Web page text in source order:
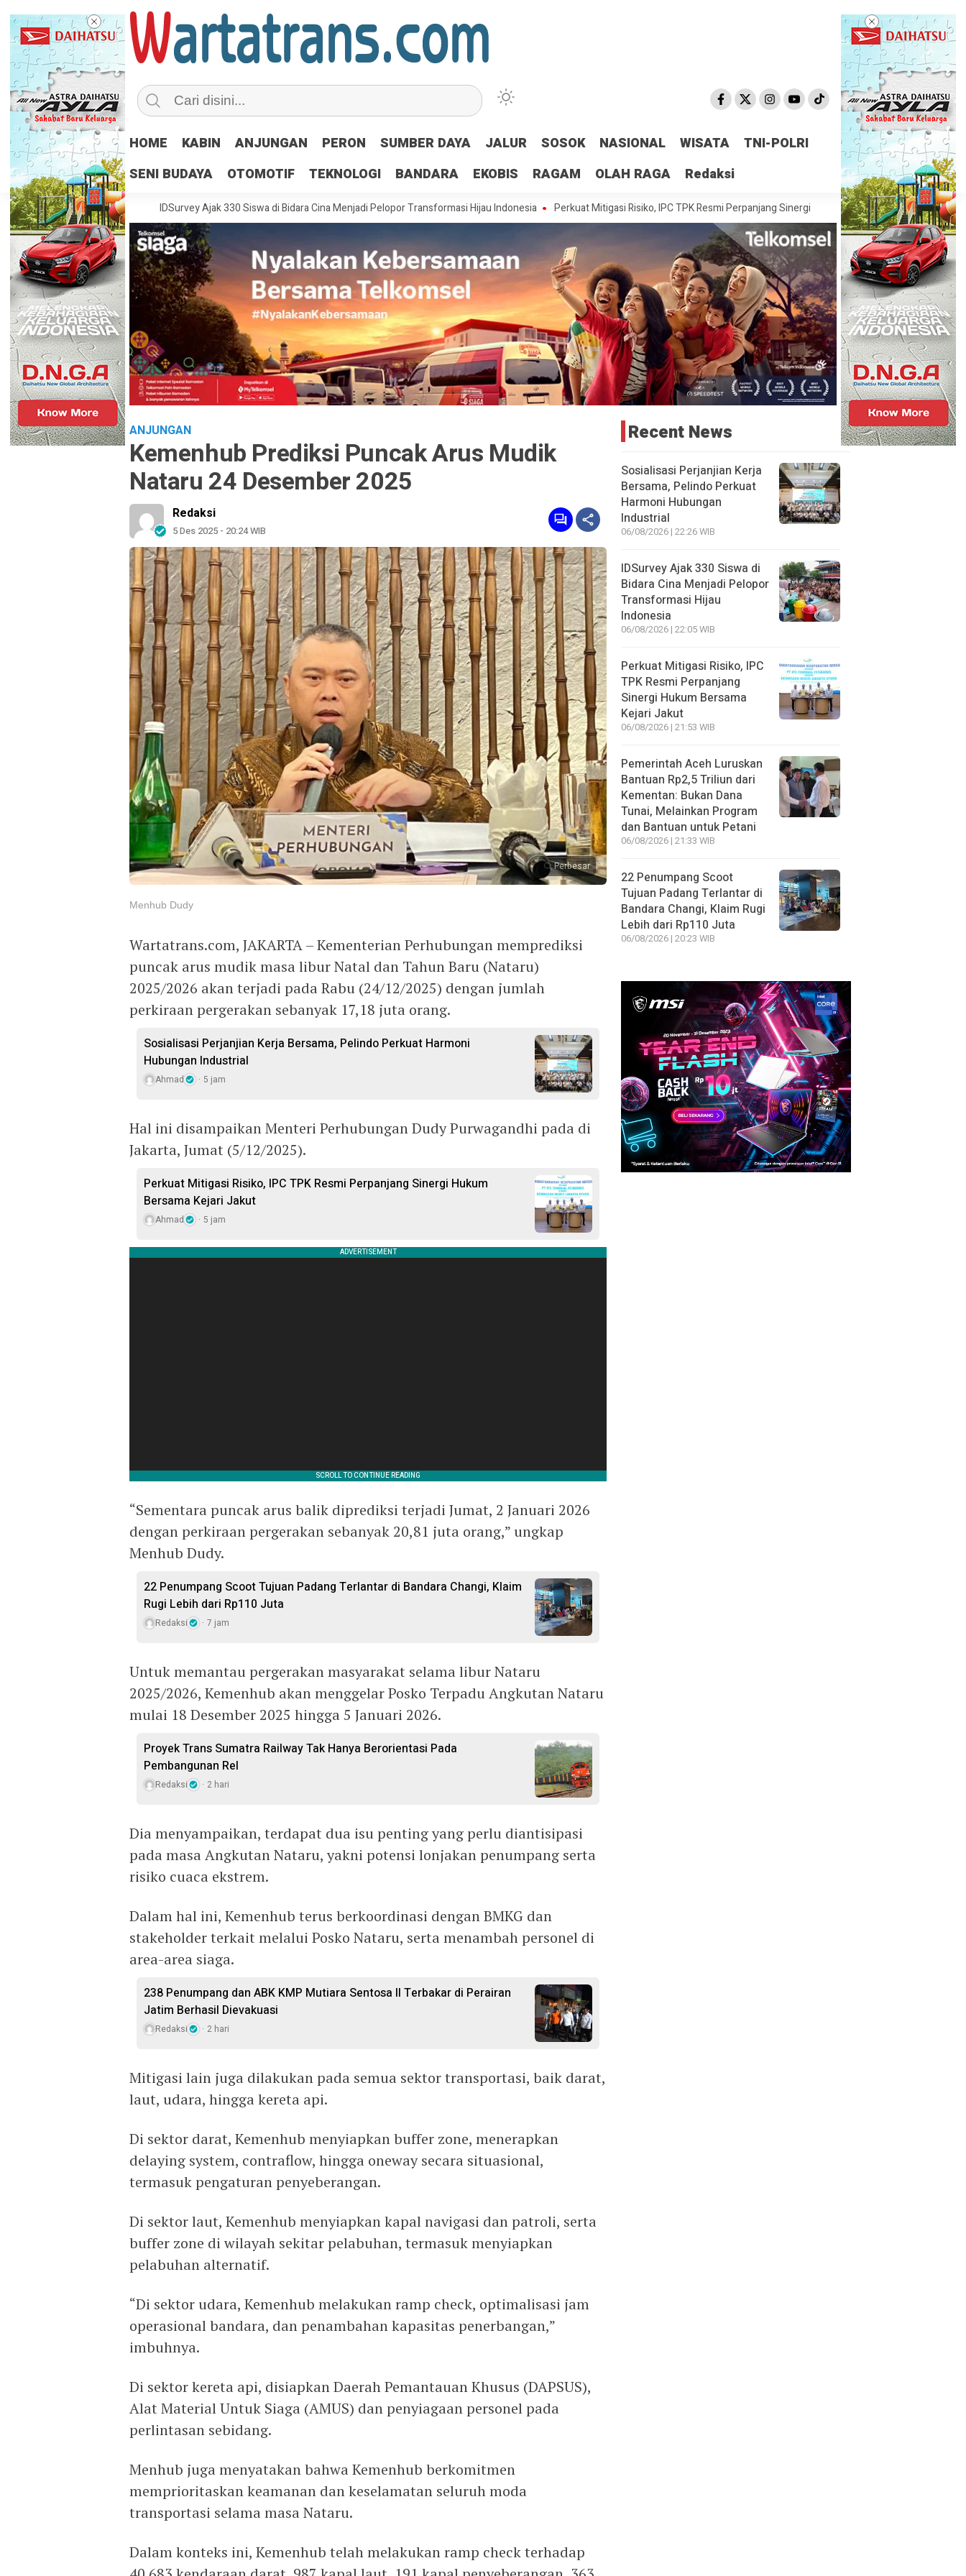
HOME KABIN ANJUNGAN PERON SUMBER DAYA JALUR SOSOK NASIONAL WISATA
TNI-POLRI
SENI BUDAYA
OTOMOTIF TEKNOLOGI BANDARA EKOBIS RAGAM OLAH RAGA Redaksi
Industrial IDSurvey Ajak 330 Siswa di Bidara Cina Menjadi Pelopor Transformasi Hijau Indonesia Perkuat Mitigasi Risiko, IPC TPK Resmi Perpanjang Sinergi Hukum Bersama Kejari Jakut Pemerintah
ANJUNGAN
Kemenhub Prediksi Puncak Arus Mudik
Nataru 24 Desember 2025
Redaksi
5 Des 2025 - 20:24 WIB
Perbesar
Menhub Dudy
Wartatrans.com, JAKARTA – Kementerian Perhubungan memprediksi
puncak arus mudik masa libur Natal dan Tahun Baru (Nataru)
2025/2026 akan terjadi pada Rabu (24/12/2025) dengan jumlah
perkiraan pergerakan sebanyak 17,18 juta orang.
Sosialisasi Perjanjian Kerja Bersama, Pelindo Perkuat Harmoni
Hubungan Industrial
Ahmad 5 jam
Hal ini disampaikan Menteri Perhubungan Dudy Purwagandhi pada di
Jakarta, Jumat (5/12/2025).
Perkuat Mitigasi Risiko, IPC TPK Resmi Perpanjang Sinergi Hukum
Bersama Kejari Jakut
Ahmad 5 jam
“Sementara puncak arus balik diprediksi terjadi Jumat, 2 Januari 2026
dengan perkiraan pergerakan sebanyak 20,81 juta orang,” ungkap
Menhub Dudy.
22 Penumpang Scoot Tujuan Padang Terlantar di Bandara Changi, Klaim
Rugi Lebih dari Rp110 Juta
Redaksi 7 jam
Untuk memantau pergerakan masyarakat selama libur Nataru
2025/2026, Kemenhub akan menggelar Posko Terpadu Angkutan Nataru
mulai 18 Desember 2025 hingga 5 Januari 2026.
Proyek Trans Sumatra Railway Tak Hanya Berorientasi Pada
Pembangunan Rel
Redaksi 2 hari
Dia menyampaikan, terdapat dua isu penting yang perlu diantisipasi
pada masa Angkutan Nataru, yakni potensi lonjakan penumpang serta
risiko cuaca ekstrem.
Dalam hal ini, Kemenhub terus berkoordinasi dengan BMKG dan
stakeholder terkait melalui Posko Nataru, serta menambah personel di
area-area siaga.
238 Penumpang dan ABK KMP Mutiara Sentosa II Terbakar di Perairan
Jatim Berhasil Dievakuasi
Redaksi 2 hari
Mitigasi lain juga dilakukan pada semua sektor transportasi, baik darat,
laut, udara, hingga kereta api.
Di sektor darat, Kemenhub menyiapkan buffer zone, menerapkan
delaying system, contraflow, hingga oneway secara situasional,
termasuk pengaturan penyeberangan.
Di sektor laut, Kemenhub menyiapkan kapal navigasi dan patroli, serta
buffer zone di wilayah sekitar pelabuhan, termasuk menyiapkan
pelabuhan alternatif.
“Di sektor udara, Kemenhub melakukan ramp check, optimalisasi jam
operasional bandara, dan penambahan kapasitas penerbangan,”
imbuhnya.
Di sektor kereta api, disiapkan Daerah Pemantauan Khusus (DAPSUS),
Alat Material Untuk Siaga (AMUS) dan penyiagaan personel pada
perlintasan sebidang.
Menhub juga menyatakan bahwa Kemenhub berkomitmen
memprioritaskan keamanan dan keselamatan seluruh moda
transportasi selama masa Nataru.
Dalam konteks ini, Kemenhub telah melakukan ramp check terhadap
Recent News
Sosialisasi Perjanjian Kerja
Bersama, Pelindo Perkuat
Harmoni Hubungan
Industrial
06/08/2026 | 22:26 WIB
IDSurvey Ajak 330 Siswa di
Bidara Cina Menjadi Pelopor
Transformasi Hijau
Indonesia
06/08/2026 | 22:05 WIB
Perkuat Mitigasi Risiko, IPC
TPK Resmi Perpanjang
Sinergi Hukum Bersama
Kejari Jakut
06/08/2026 | 21:53 WIB
Pemerintah Aceh Luruskan
Bantuan Rp2,5 Triliun dari
Kementan: Bukan Dana
Tunai, Melainkan Program
dan Bantuan untuk Petani
06/08/2026 | 21:33 WIB
22 Penumpang Scoot
Tujuan Padang Terlantar di
Bandara Changi, Klaim Rugi
Lebih dari Rp110 Juta
06/08/2026 | 20:23 WIB